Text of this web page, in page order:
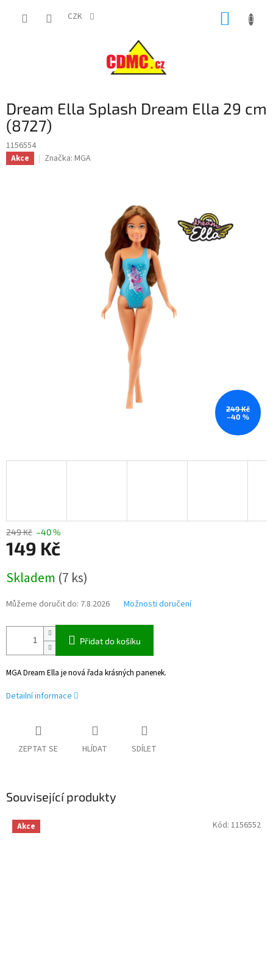
CZK
Dream Ella Splash Dream Ella 29 cm
(8727)
1156554
Akce Značka: MGA
249 Kč
–40 %
249 Kč –40 %
149 Kč
cena:
Skladem (7 ks)
Můžeme doručit do: 7.8.2026 Možnosti doručení
Přidat do košíku
MGA Dream Ella je nová řada krásných panenek.
Detailní informace
ZEPTAT SE HLÍDAT SDÍLET
Související produkty
Akce Kód: 1156552